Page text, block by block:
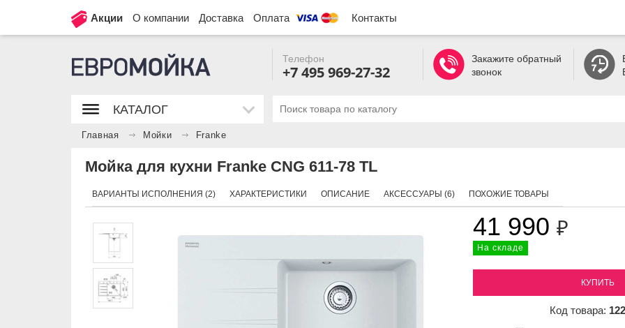
Акции О компании Доставка Оплата Контакты
Телефон
+7 495 969-27-32
Закажите обратный
звонок
КАТАЛОГ
Главная Мойки Franke
Мойка для кухни Franke CNG 611-78 TL
ВАРИАНТЫ ИСПОЛНЕНИЯ (2) ХАРАКТЕРИСТИКИ ОПИСАНИЕ АКСЕССУАРЫ (6) ПОХОЖИЕ ТОВАРЫ
41 990 ₽
На складе
КУПИТЬ
Код товара: 122